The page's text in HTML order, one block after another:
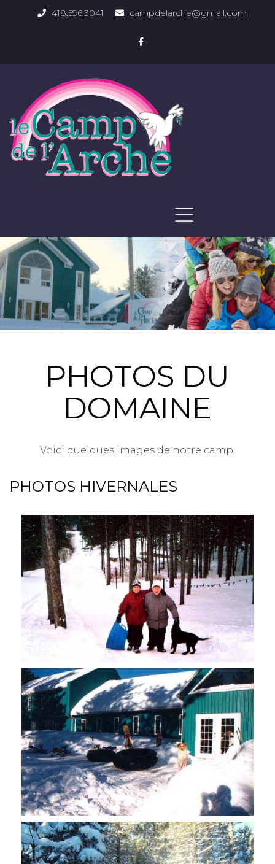
418.596.3041 campdelarche@gmail.com
PHOTOS DU DOMAINE
PHOTOS DU
DOMAINE
Voici quelques images de notre camp.
PHOTOS HIVERNALES